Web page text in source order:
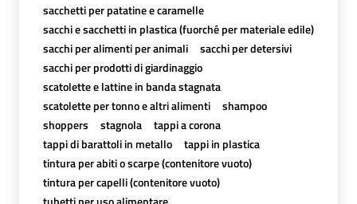
sacchetti per patatine e caramelle
sacchi e sacchetti in plastica (fuorché per materiale edile)
sacchi per alimenti per animali
sacchi per detersivi
sacchi per prodotti di giardinaggio
scatolette e lattine in banda stagnata
scatolette per tonno e altri alimenti
shampoo
shoppers
stagnola
tappi a corona
tappi di barattoli in metallo
tappi in plastica
tintura per abiti o scarpe (contenitore vuoto)
tintura per capelli (contenitore vuoto)